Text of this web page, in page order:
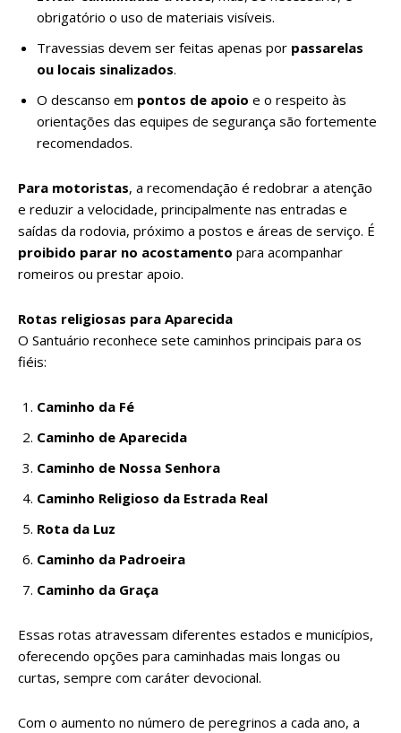
obrigatório o uso de materiais visíveis.
Travessias devem ser feitas apenas por passarelas
ou locais sinalizados.
O descanso em pontos de apoio e o respeito às
orientações das equipes de segurança são fortemente
recomendados.
Para motoristas, a recomendação é redobrar a atenção
e reduzir a velocidade, principalmente nas entradas e
saídas da rodovia, próximo a postos e áreas de serviço. É
proibido parar no acostamento para acompanhar
romeiros ou prestar apoio.
Rotas religiosas para Aparecida
O Santuário reconhece sete caminhos principais para os
fiéis:
Caminho da Fé
Caminho de Aparecida
Caminho de Nossa Senhora
Caminho Religioso da Estrada Real
Rota da Luz
Caminho da Padroeira
Caminho da Graça
Essas rotas atravessam diferentes estados e municípios,
oferecendo opções para caminhadas mais longas ou
curtas, sempre com caráter devocional.
Com o aumento no número de peregrinos a cada ano, a